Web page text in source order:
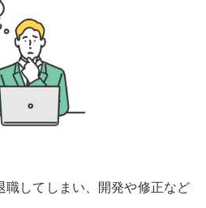
職してしまい、開発や修正など